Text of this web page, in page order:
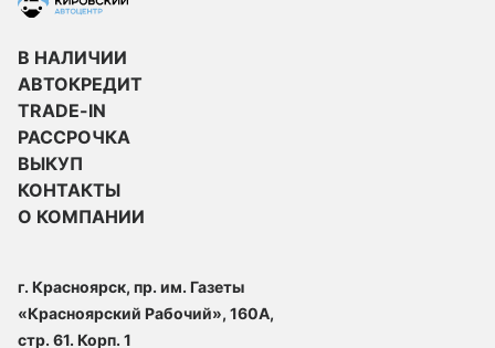
В НАЛИЧИИ
АВТОКРЕДИТ
TRADE-IN
РАССРОЧКА
ВЫКУП
КОНТАКТЫ
О КОМПАНИИ
г. Красноярск, пр. им. Газеты
«Красноярский Рабочий», 160А,
стр. 61. Корп. 1